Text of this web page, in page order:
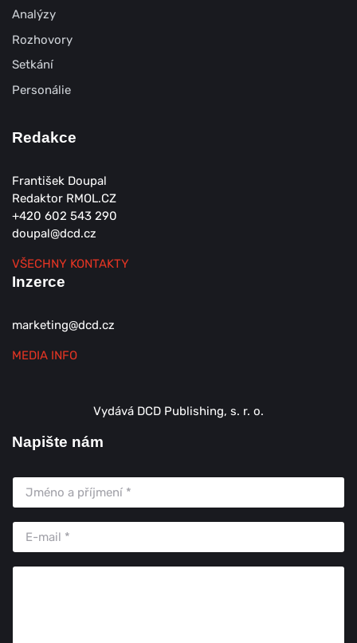
Analýzy
Rozhovory
Setkání
Personálie
Redakce
František Doupal
Redaktor RMOL.CZ
+420 602 543 290
doupal@dcd.cz
VŠECHNY KONTAKTY
Inzerce
marketing@dcd.cz
MEDIA INFO
Vydává DCD Publishing, s. r. o.
Napište nám